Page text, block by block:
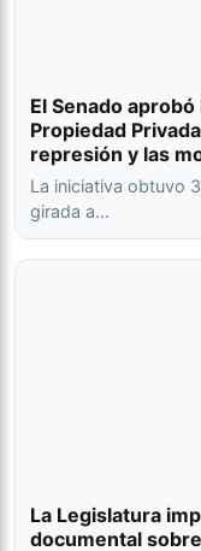
El Senado
Propiedad
represión y las
La iniciativa obtuvo
girada a…
La Legislatura
documental